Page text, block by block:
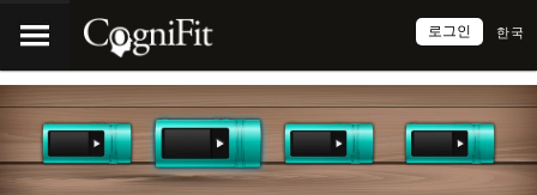
한국
로그인